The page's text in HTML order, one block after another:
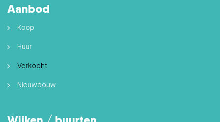
Aanbod
Koop
Huur
Verkocht
Nieuwbouw